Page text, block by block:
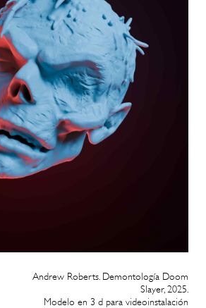
Andrew Roberts. Demontología Doom
Slayer, 2025.
Modelo en 3 d para videoinstalación